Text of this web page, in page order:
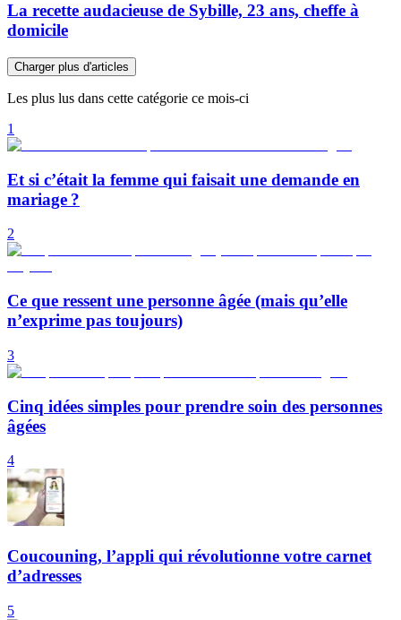
La recette audacieuse de Sybille, 23 ans, cheffe à
domicile
Charger plus d'articles
Les plus lus dans cette catégorie ce mois-ci
1
Et si c’était la femme qui faisait une demande en
mariage ?
2
Ce que ressent une personne âgée (mais qu’elle
n’exprime pas toujours)
3
Cinq idées simples pour prendre soin des personnes
âgées
4
Coucouning, l’appli qui révolutionne votre carnet
d’adresses
5